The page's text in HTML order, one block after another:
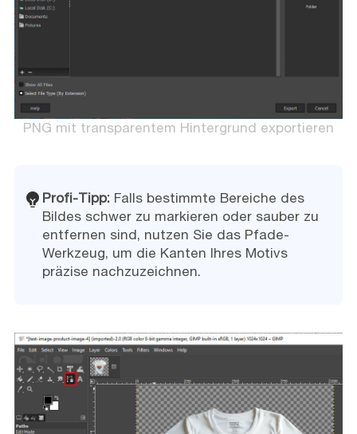
PNG mit transparentem Hintergrund exportieren
Profi-Tipp:Falls bestimmte Bereiche des
Bildes schwer zu markieren oder sauber zu
entfernen sind, nutzen Sie das Pfade-
Werkzeug, um die Kanten Ihres Motivs
präzise nachzuzeichnen.